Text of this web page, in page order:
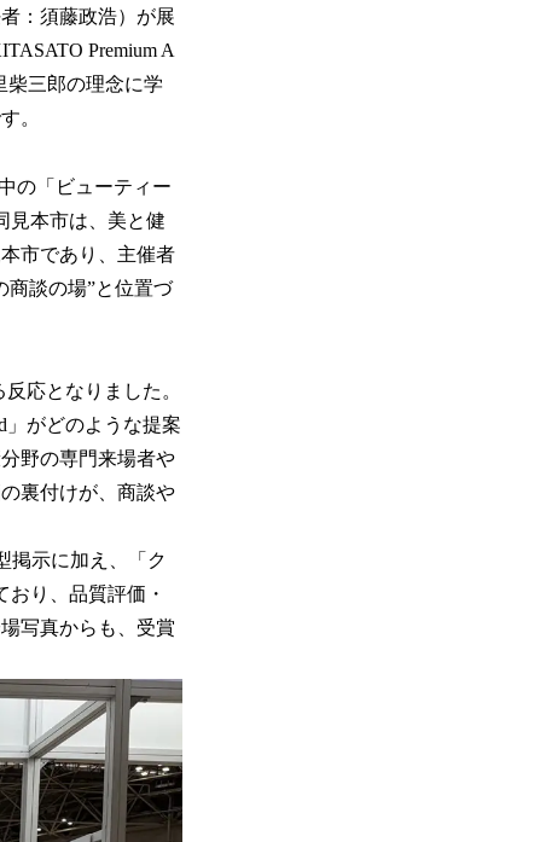
：須藤政浩）が展
Premium A
柴三郎の理念に学
。
の「ビューティー
見本市は、美と健
市であり、主催者
商談の場”と位置づ
応となりました。
」がどのような提案
野の専門来場者や
裏付けが、商談や
掲示に加え、「ク
り、品質評価・
写真からも、受賞